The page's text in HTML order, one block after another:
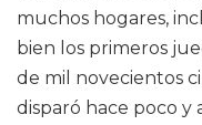
muchos hogares,
bien los primeros
de mil novecientos
disparó hace poco y